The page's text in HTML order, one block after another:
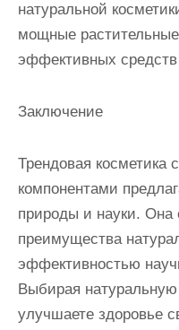
натуральной
мощные
эффективных
Заключение
Трендовая косметика
компонентами
природы и науки. Она
преимущества
эффективностью
Выбирая натуральную
улучшаете здоровье